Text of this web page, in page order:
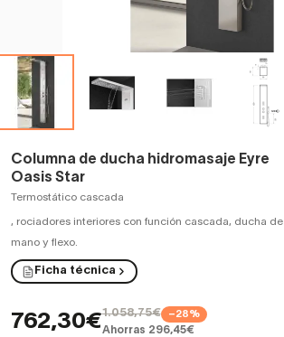
Columna de ducha hidromasaje Eyre
Oasis Star
Termostático cascada
, rociadores interiores con función cascada, ducha de
mano y flexo.
Ficha técnica
762,30€1.058,75€ −28%
Ahorras 296,45€